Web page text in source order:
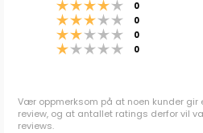
Karakter: 4
0
Karakter: 3
0
Karakter: 2
0
Karakter: 1
0
Vær oppmerksom på at noen kunder gir
review, og at antallet ratings derfor vil
reviews.